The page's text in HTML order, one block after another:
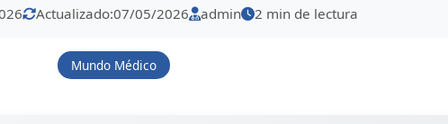
Actualizado:07/05/2026 admin 2 min de lectura
Mundo Médico